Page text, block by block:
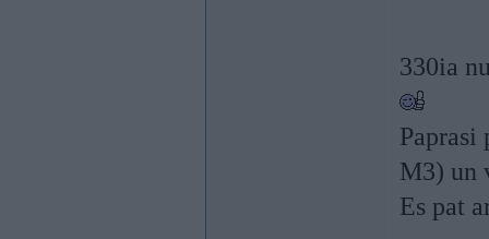
330ia
Paprasi
M3) un
Es pat